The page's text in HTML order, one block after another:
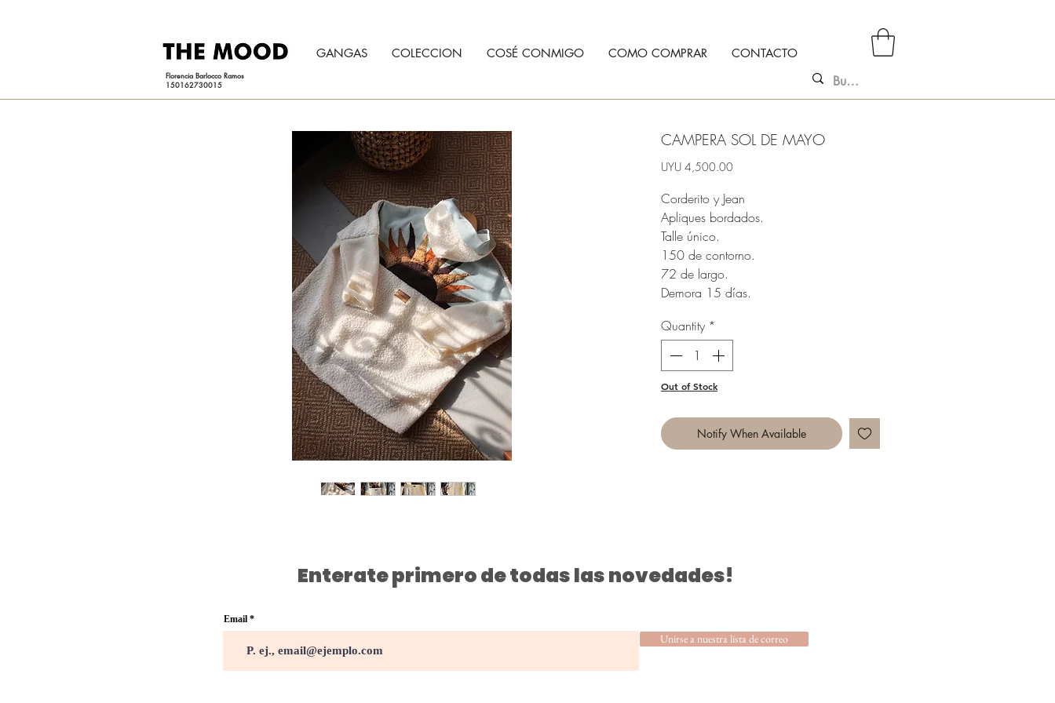
GANGAS COLECCION COSÉ CONMIGO COMO COMPRAR CONTACTO
Florencia Barlocco Ramos
150162730015
CAMPERA SOL DE MAYO
UYU 4,500.00Price
Corderito y Jean
Apliques bordados.
Talle único.
150 de contorno.
72 de largo.
Demora 15 días.
Quantity *
Out of Stock
Notify When Available
Enterate primero de todas las novedades!
Email
Unirse a nuestra lista de correo